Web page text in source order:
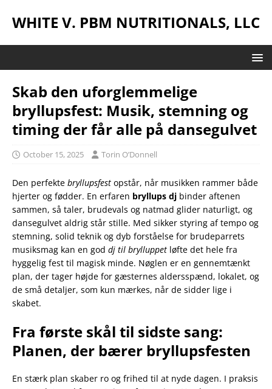
WHITE V. PBM NUTRITIONALS, LLC
Skab den uforglemmelige
bryllupsfest: Musik, stemning og
timing der får alle på dansegulvet
October 15, 2025 Torin O’Donnell
Den perfekte bryllupsfest opstår, når musikken rammer både
hjerter og fødder. En erfaren bryllups dj binder aftenen
sammen, så taler, brudevals og natmad glider naturligt, og
dansegulvet aldrig står stille. Med sikker styring af tempo og
stemning, solid teknik og dyb forståelse for brudeparrets
musiksmag kan en god dj til brylluppet løfte det hele fra
hyggelig fest til magisk minde. Nøglen er en gennemtænkt
plan, der tager højde for gæsternes aldersspænd, lokalet, og
de små detaljer, som kun mærkes, når de sidder lige i
skabet.
Fra første skål til sidste sang:
Planen, der bærer bryllupsfesten
En stærk plan skaber ro og frihed til at nyde dagen. I praksis